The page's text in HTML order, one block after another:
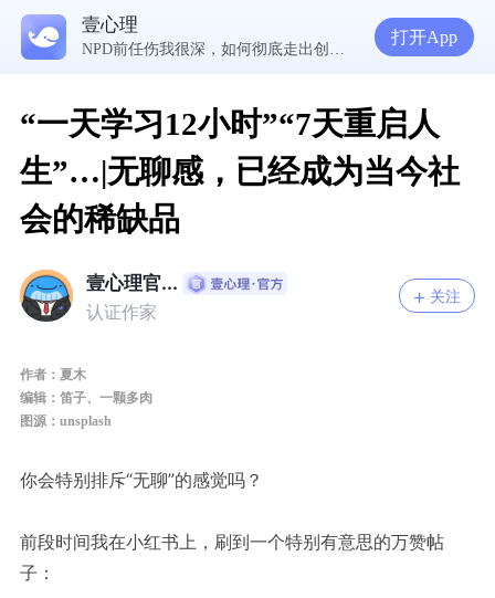
壹心理
打开App
“一天学习12小时”“7天重启人
生”…|无聊感，已经成为当今社
会的稀缺品
壹心理官...
认证作家
关注
作者：夏木
编辑：笛子、一颗多肉
图源： unsplash
你会特别排斥“无聊”的感觉吗？
前段时间我在小红书上，刷到一个特别有意思的万赞帖
子：